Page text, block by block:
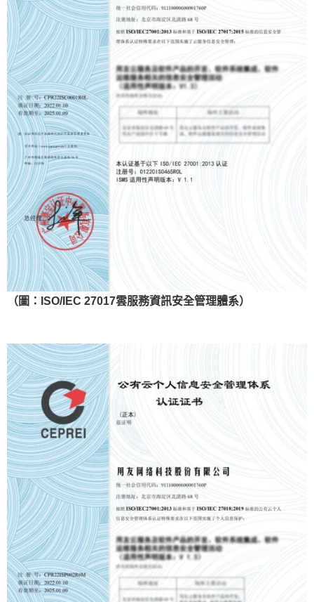
（圖：ISO/IEC 27017雲服務資訊安全管理體系）